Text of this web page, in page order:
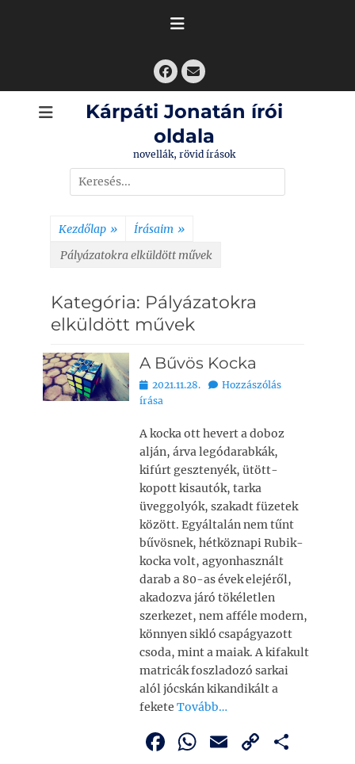
Facebook
Email
Kárpáti Jonatán írói
oldala
novellák, rövid írások
Search
for:
Kezdőlap » Írásaim »
Pályázatokra elküldött művek
Kategória: Pályázatokra
elküldött művek
A Bűvös Kocka
Bejegyezve
2021.11.28.
Hozzászólás
írása
A kocka ott hevert a doboz
alján, árva legódarabkák,
kifúrt gesztenyék, ütött-
kopott kisautók, tarka
üveggolyók, szakadt füzetek
között. Egyáltalán nem tűnt
bűvösnek, hétköznapi Rubik-
kocka volt, agyonhasznált
darab a 80-as évek elejéről,
akadozva járó tökéletlen
szerkezet, nem afféle modern,
könnyen sikló csapágyazott
csoda, mint a maiak. A kifakult
matricák foszladozó sarkai
alól jócskán kikandikált a
feketeTovább…
F
W E
C